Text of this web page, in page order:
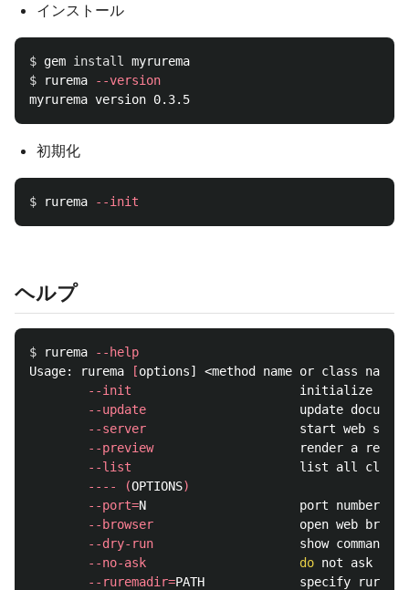
インストール
$ gem install
$
rurema
--version
初期化
$ rurema --init
ヘルプ
$ rurema
--help
Usage: rurema
[options] <method name or class name>
--init
initialize
--update
update
--server
start web
--preview
render a
--list
list all
----
(OPTIONS)
--port=N                     port number of
--browser
open web
--dry-run
show commands
--no-ask
do not ask
--ruremadir=PATH             specify